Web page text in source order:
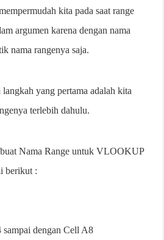
kita pada saat range
argumen karena dengan nama
nama rangenya saja.
yang pertama adalah kita
terlebih dahulu.
Nama Range untuk VLOOKUP
berikut :
dengan Cell A8